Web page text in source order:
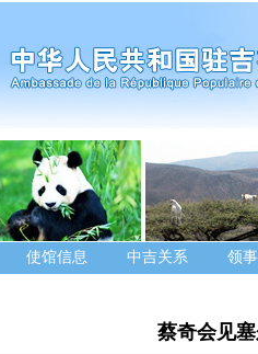
使馆信息 中吉关系 领
蔡奇会见